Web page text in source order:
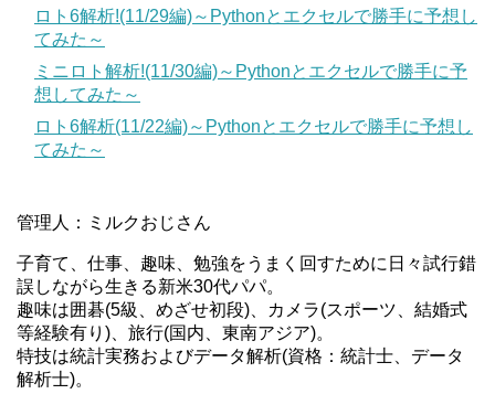
ロト6解析!(11/29編)～Pythonとエクセルで勝手に予想し
てみた～
ミニロト解析!(11/30編)～Pythonとエクセルで勝手に予
想してみた～
ロト6解析(11/22編)～Pythonとエクセルで勝手に予想し
てみた～
管理人：ミルクおじさん
子育て、仕事、趣味、勉強をうまく回すために日々試行錯
誤しながら生きる新米30代パパ。
趣味は囲碁(5級、めざせ初段)、カメラ(スポーツ、結婚式
等経験有り)、旅行(国内、東南アジア)。
特技は統計実務およびデータ解析(資格：統計士、データ
解析士)。